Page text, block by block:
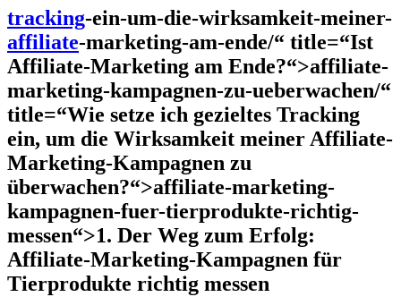
tracking-ein-um-die-wirksamkeit-meiner-
affiliate-marketing-am-ende/“ title=“Ist
Affiliate-Marketing am Ende?“>affiliate-
marketing-kampagnen-zu-ueberwachen/“
title=“Wie setze ich gezieltes Tracking
ein, um die Wirksamkeit meiner Affiliate-
Marketing-Kampagnen zu
überwachen?“>affiliate-marketing-
kampagnen-fuer-tierprodukte-richtig-
messen“>1. Der ​Weg zum‍ Erfolg:
Affiliate-Marketing-Kampagnen für
Tierprodukte richtig messen